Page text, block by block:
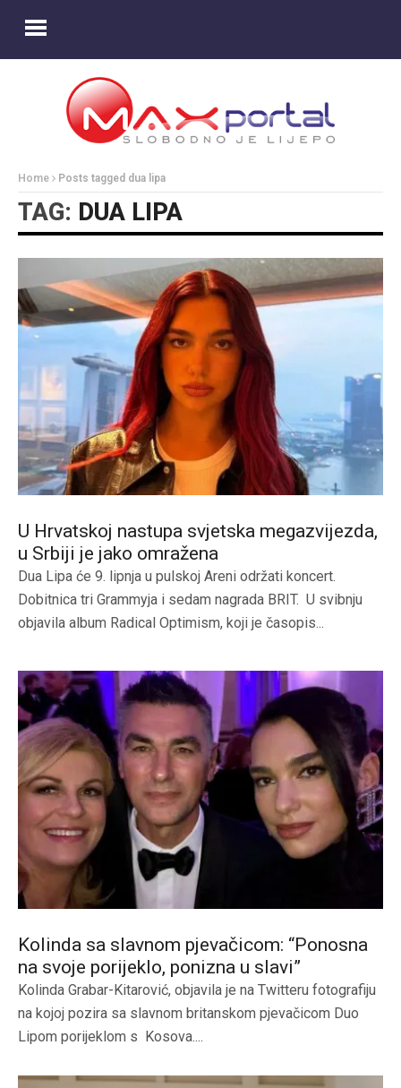
Home Posts tagged dua lipa
TAG: DUA LIPA
U Hrvatskoj nastupa svjetska megazvijezda,
u Srbiji je jako omražena
Dua Lipa će 9. lipnja u pulskoj Areni održati koncert.
Dobitnica tri Grammyja i sedam nagrada BRIT. U svibnju
objavila album Radical Optimism, koji je časopis...
Kolinda sa slavnom pjevačicom: “Ponosna
na svoje porijeklo, ponizna u slavi”
Kolinda Grabar-Kitarović, objavila je na Twitteru fotografiju
na kojoj pozira sa slavnom britanskom pjevačicom Duo
Lipom porijeklom s Kosova....